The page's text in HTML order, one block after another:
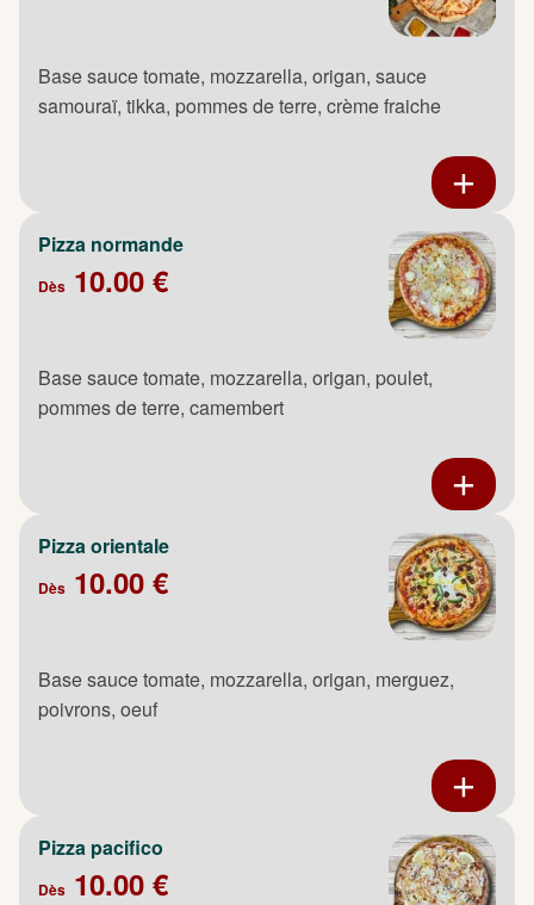
Base sauce tomate, mozzarella, origan, sauce
samouraï, tikka, pommes de terre, crème fraiche
Pizza normande
Dès 10.00 €
Base sauce tomate, mozzarella, origan, poulet,
pommes de terre, camembert
Pizza orientale
Dès 10.00 €
Base sauce tomate, mozzarella, origan, merguez,
poivrons, oeuf
Pizza pacifico
Dès 10.00 €